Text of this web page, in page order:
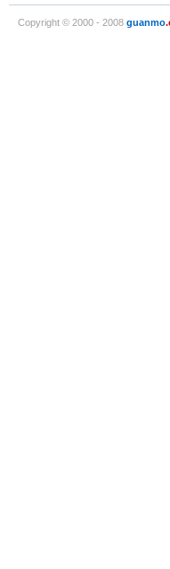
Copyright © 2000 - 2008 guanmo